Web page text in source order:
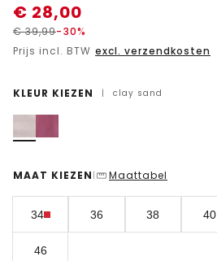
€ 28,00
€39,99-30%
Prijs incl. BTW excl. verzendkosten
KLEUR KIEZEN | clay sand
MAAT KIEZEN | Maattabel
34 36 38 40
46